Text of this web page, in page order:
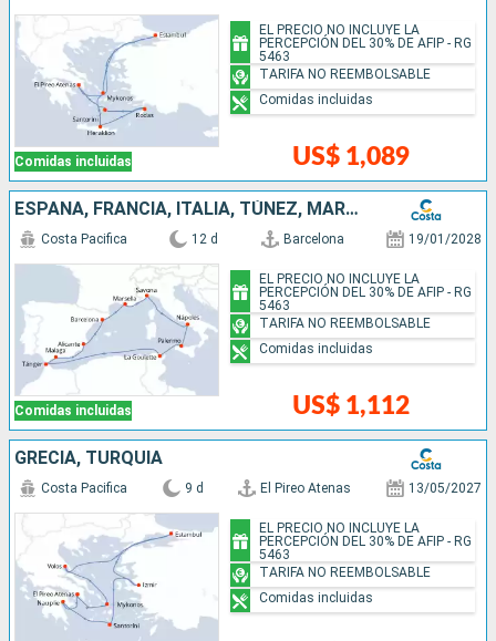
Comidas incluidas US$ 1,089
EL PRECIO NO INCLUYE LA
PERCEPCIÓN DEL 30% DE AFIP - RG
5463
TARIFA NO REEMBOLSABLE
Comidas incluidas
ESPAÑA, FRANCIA, ITALIA, TÚNEZ, MARRUECOS
Comidas incluidas
Costa Pacifica 12 d Barcelona 19/01/2028
US$ 1,112
EL PRECIO NO INCLUYE LA
PERCEPCIÓN DEL 30% DE AFIP - RG
5463
TARIFA NO REEMBOLSABLE
Comidas incluidas
GRECIA, TURQUÍA
Costa Pacifica 9 d El Pireo Atenas 13/05/2027
EL PRECIO NO INCLUYE LA
PERCEPCIÓN DEL 30% DE AFIP - RG
5463
TARIFA NO REEMBOLSABLE
Comidas incluidas